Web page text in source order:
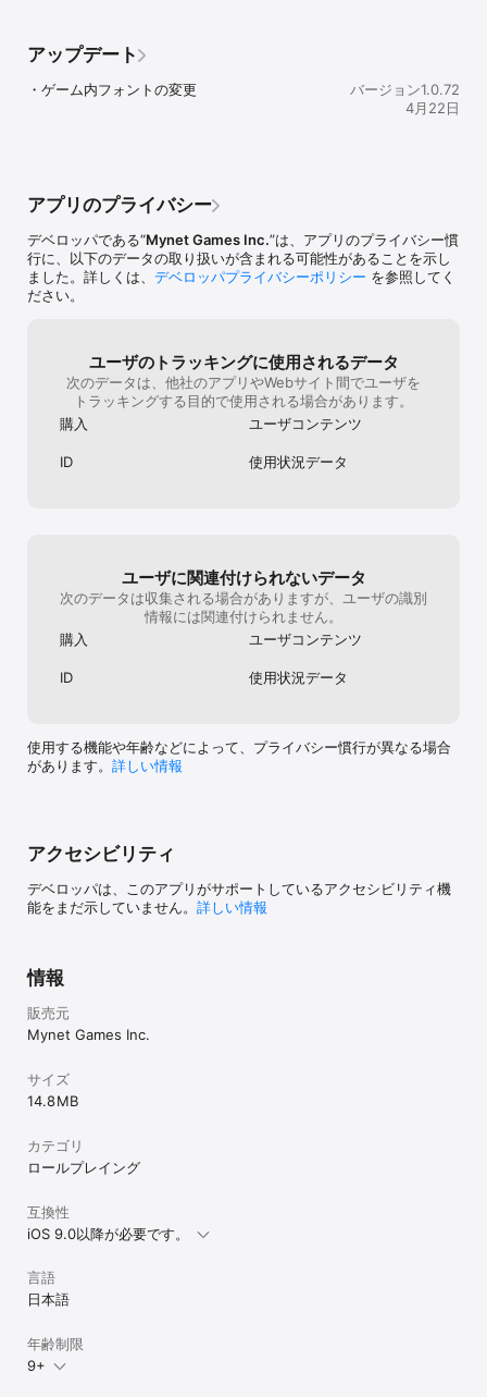
■□【刻のイシュタリアとは…？】■□
千年王国イシュタリアを砂塵【ストーム】と共に現れた魔神が襲う
今、突如現れた砂塵【ストーム】は魔神の再来を告げようとしてい
これはイシュタリアの世界を救うために、仲間と一緒に戦う冒険
RPG！
さらに！数多くの美少女キャラクターが登場！
も！ケモナーのあなたにもおすすめ！
お気に入りの娘と、無料でとことん遊べる！美少女カードゲーム
RPG！
「サリチルはおっきくなっちゃうゴラね！せーちょーきってヤツゴ
ラ！」
可愛い美少女キャラクターたちが登場！
美少女たちと共に、ファンタジーの世界を冒険しよう！
■「バトル！」ー大白熱！カードバトル！
「連撃」「斬り上げ」「叩きつけ」3つの攻撃方法を組み合わせてオ
リジナルコンボを叩きこめ！
無料で遊べる！簡単だけど奥深いアクションバトルカードゲーム！
美少女カードを育成し、君だけのデッキでバトルを有利に進めよ
う！
沢城みゆき 伊瀬茉莉也 内田彩 喜多村英梨 南條愛乃
中原麻衣 内山夕実 小林ゆう 伊藤かな恵 藤田咲
小松未可子 山本希望 加藤英美里 逢田梨香子
富田美憂 Lynn 高野麻里佳 堀江瞬 河西健吾
……他多数！（敬称略、順不同）
無料で遊べる美少女アプリ！可愛い萌ボイスを楽しもう！
「これから、よろしくお願いします！」
【価格】
無料（アプリ内課金あり）
【推奨端末】
iPhone4S、iOS9.0以上推奨
アップデート
・ゲーム内フォントの変更
バージョン1.0.72
4月22日
アプリのプライバシー
デベロッパである“Mynet Games Inc.”は、アプリのプライバシー慣
行に、以下のデータの取り扱いが含まれる可能性があることを示し
ました。詳しくは、 デベロッパプライバシーポリシー を参照してく
ださい。
ユーザのトラッキングに使用されるデータ
次のデータは、他社のアプリやWebサイト間でユーザを
トラッキングする目的で使用される場合があります。
購入
ユーザコンテンツ
ID 使用状況データ
ユーザに関連付けられないデータ
次のデータは収集される場合がありますが、ユーザの識別
情報には関連付けられません。
購入
ユーザコンテンツ
ID 使用状況データ
使用する機能や年齢などによって、プライバシー慣行が異なる場合
があります。 詳しい情報
アクセシビリティ
デベロッパは、このアプリがサポートしているアクセシビリティ機
能をまだ示していません。 詳しい情報
情報
販売元
Mynet Games Inc.
サイズ
14.8 MB
カテゴリ
ロールプレイング
互換性
iOS 9.0以降が必要です。
言語
日本語
年齢制限
9+